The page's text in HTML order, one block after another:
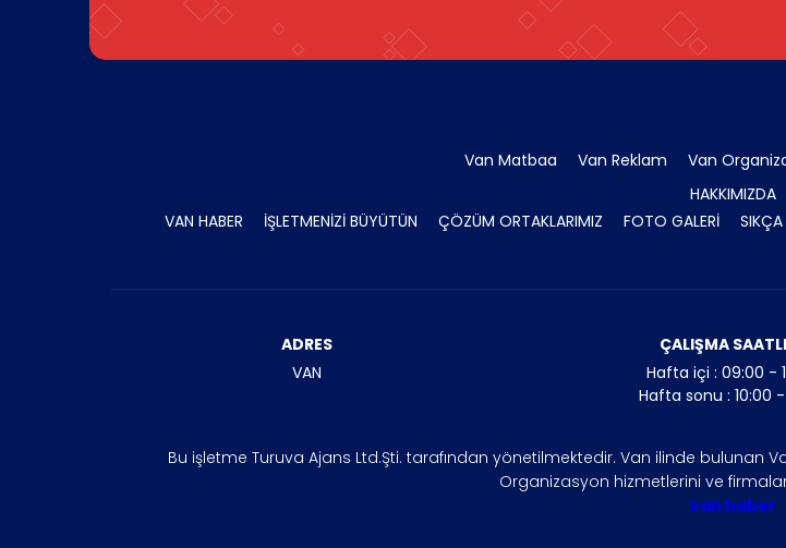
Van Matbaa Van Reklam Van
HAKKIMIZDA
VAN HABER
İŞLETMENİZİ BÜYÜTÜN ÇÖZÜM ORTAKLARIMIZ FOTO GALERİ SIKÇA
ADRES
VAN
ÇALIŞMA
Hafta içi : 09:00 -
Hafta sonu : 10:00 -
Bu işletme Turuva Ajans Ltd.Şti. tarafından yönetilmektedir. Van ilinde bulunan
Organizasyon hizmetlerini ve
van haber